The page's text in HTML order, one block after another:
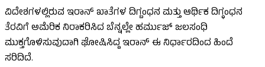
ವಿದೇಶಗಳಲ್ಲಿರುವ ಇರಾನ್ ಖಾತೆಗಳ ದಿಗ್ಬಂಧನ ಮತ್ತು ಆರ್ಥಿಕ ದಿಗ್ಧಂಧನ
ತೆರವಿಗೆ ಅಮೆರಿಕ ನಿರಾಕರಿಸಿದ ಬೆನ್ನಲ್ಲೇ ಹರ್ಮುಜ್ ಜಲಸಂಧಿ
ಮುಕ್ತಗೊಳಿಸುವುದಾಗಿ ಘೋಷಿಸಿದ್ದ ಇರಾನ್ ಈ ನಿರ್ಧಾರದಿಂದ ಹಿಂದೆ
ಸರಿದಿದೆ.